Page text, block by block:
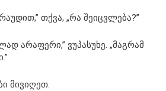
თქვა, „რა შეიცვლება?”
არაფერი,” ვუპასუხე. „მაგრამ
მივიღეთ.